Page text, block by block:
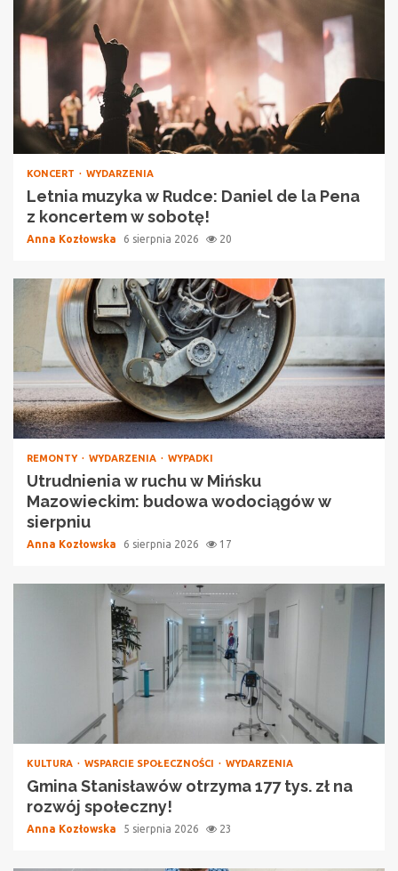
KONCERT WYDARZENIA
Letnia muzyka w Rudce: Daniel de la Pena
z koncertem w sobotę!
Anna Kozłowska 6 sierpnia 2026 20
REMONTY WYDARZENIA WYPADKI
Utrudnienia w ruchu w Mińsku
Mazowieckim: budowa wodociągów w
sierpniu
Anna Kozłowska 6 sierpnia 2026 17
KULTURA WSPARCIE SPOŁECZNOŚCI WYDARZENIA
Gmina Stanisławów otrzyma 177 tys. zł na
rozwój społeczny!
Anna Kozłowska 5 sierpnia 2026 23